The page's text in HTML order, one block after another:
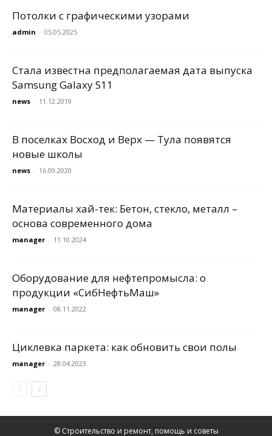
Потолки с графическими узорами
admin - 05.05.2025
Стала известна предполагаемая дата выпуска
Samsung Galaxy S11
news - 11.12.2019
В поселках Восход и Верх — Тула появятся
новые школы
news - 16.09.2020
Материалы хай-тек: Бетон, стекло, металл –
основа современного дома
manager - 11.10.2024
Оборудование для нефтепромысла: о
продукции «СибНефтьМаш»
manager - 08.11.2022
Циклевка паркета: как обновить свои полы
manager - 28.04.2023
© Строительство и ремонт, помощь и советы